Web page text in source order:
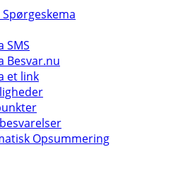
SMS
Besvar.nu
et link
Opsummering